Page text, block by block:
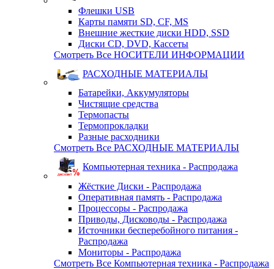
Флешки USB
Карты памяти SD, CF, MS
Внешние жесткие диски HDD, SSD
Диски CD, DVD, Кассеты
Смотреть Все НОСИТЕЛИ ИНФОРМАЦИИ
РАСХОДНЫЕ МАТЕРИАЛЫ
Батарейки, Аккумуляторы
Чистящие средства
Термопасты
Термопрокладки
Разные расходники
Смотреть Все РАСХОДНЫЕ МАТЕРИАЛЫ
Компьютерная техника - Распродажа
Жёсткие Диски - Распродажа
Оперативная память - Распродажа
Процессоры - Распродажа
Приводы, Дисководы - Распродажа
Источники бесперебойного питания -
Распродажа
Мониторы - Распродажа
Смотреть Все Компьютерная техника - Распродажа